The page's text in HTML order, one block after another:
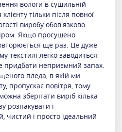
вологи в сушильній
тільки після повної
виробу обов'язково
Якщо просушено
ще раз. Це дуже
текстилі легко заводиться
придбати неприємний запах.
пледа, в якій ми
пропускає повітря, тому
зберігати виріб кілька
розпакувати і
чистий і просто ідеальний